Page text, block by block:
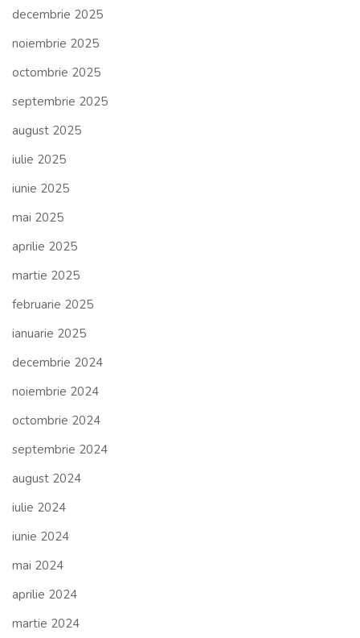
decembrie 2025
noiembrie 2025
octombrie 2025
septembrie 2025
august 2025
iulie 2025
iunie 2025
mai 2025
aprilie 2025
martie 2025
februarie 2025
ianuarie 2025
decembrie 2024
noiembrie 2024
octombrie 2024
septembrie 2024
august 2024
iulie 2024
iunie 2024
mai 2024
aprilie 2024
martie 2024